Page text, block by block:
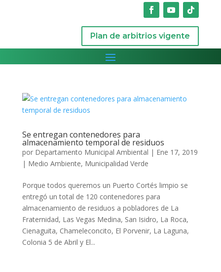
Plan de arbitrios vigente
Se entregan contenedores para
almacenamiento temporal de residuos
por Departamento Municipal Ambiental | Ene 17, 2019
| Medio Ambiente, Municipalidad Verde
Porque todos queremos un Puerto Cortés limpio se
entregó un total de 120 contenedores para
almacenamiento de residuos a pobladores de La
Fraternidad, Las Vegas Medina, San Isidro, La Roca,
Cienaguita, Chameleconcito, El Porvenir, La Laguna,
Colonia 5 de Abril y El...